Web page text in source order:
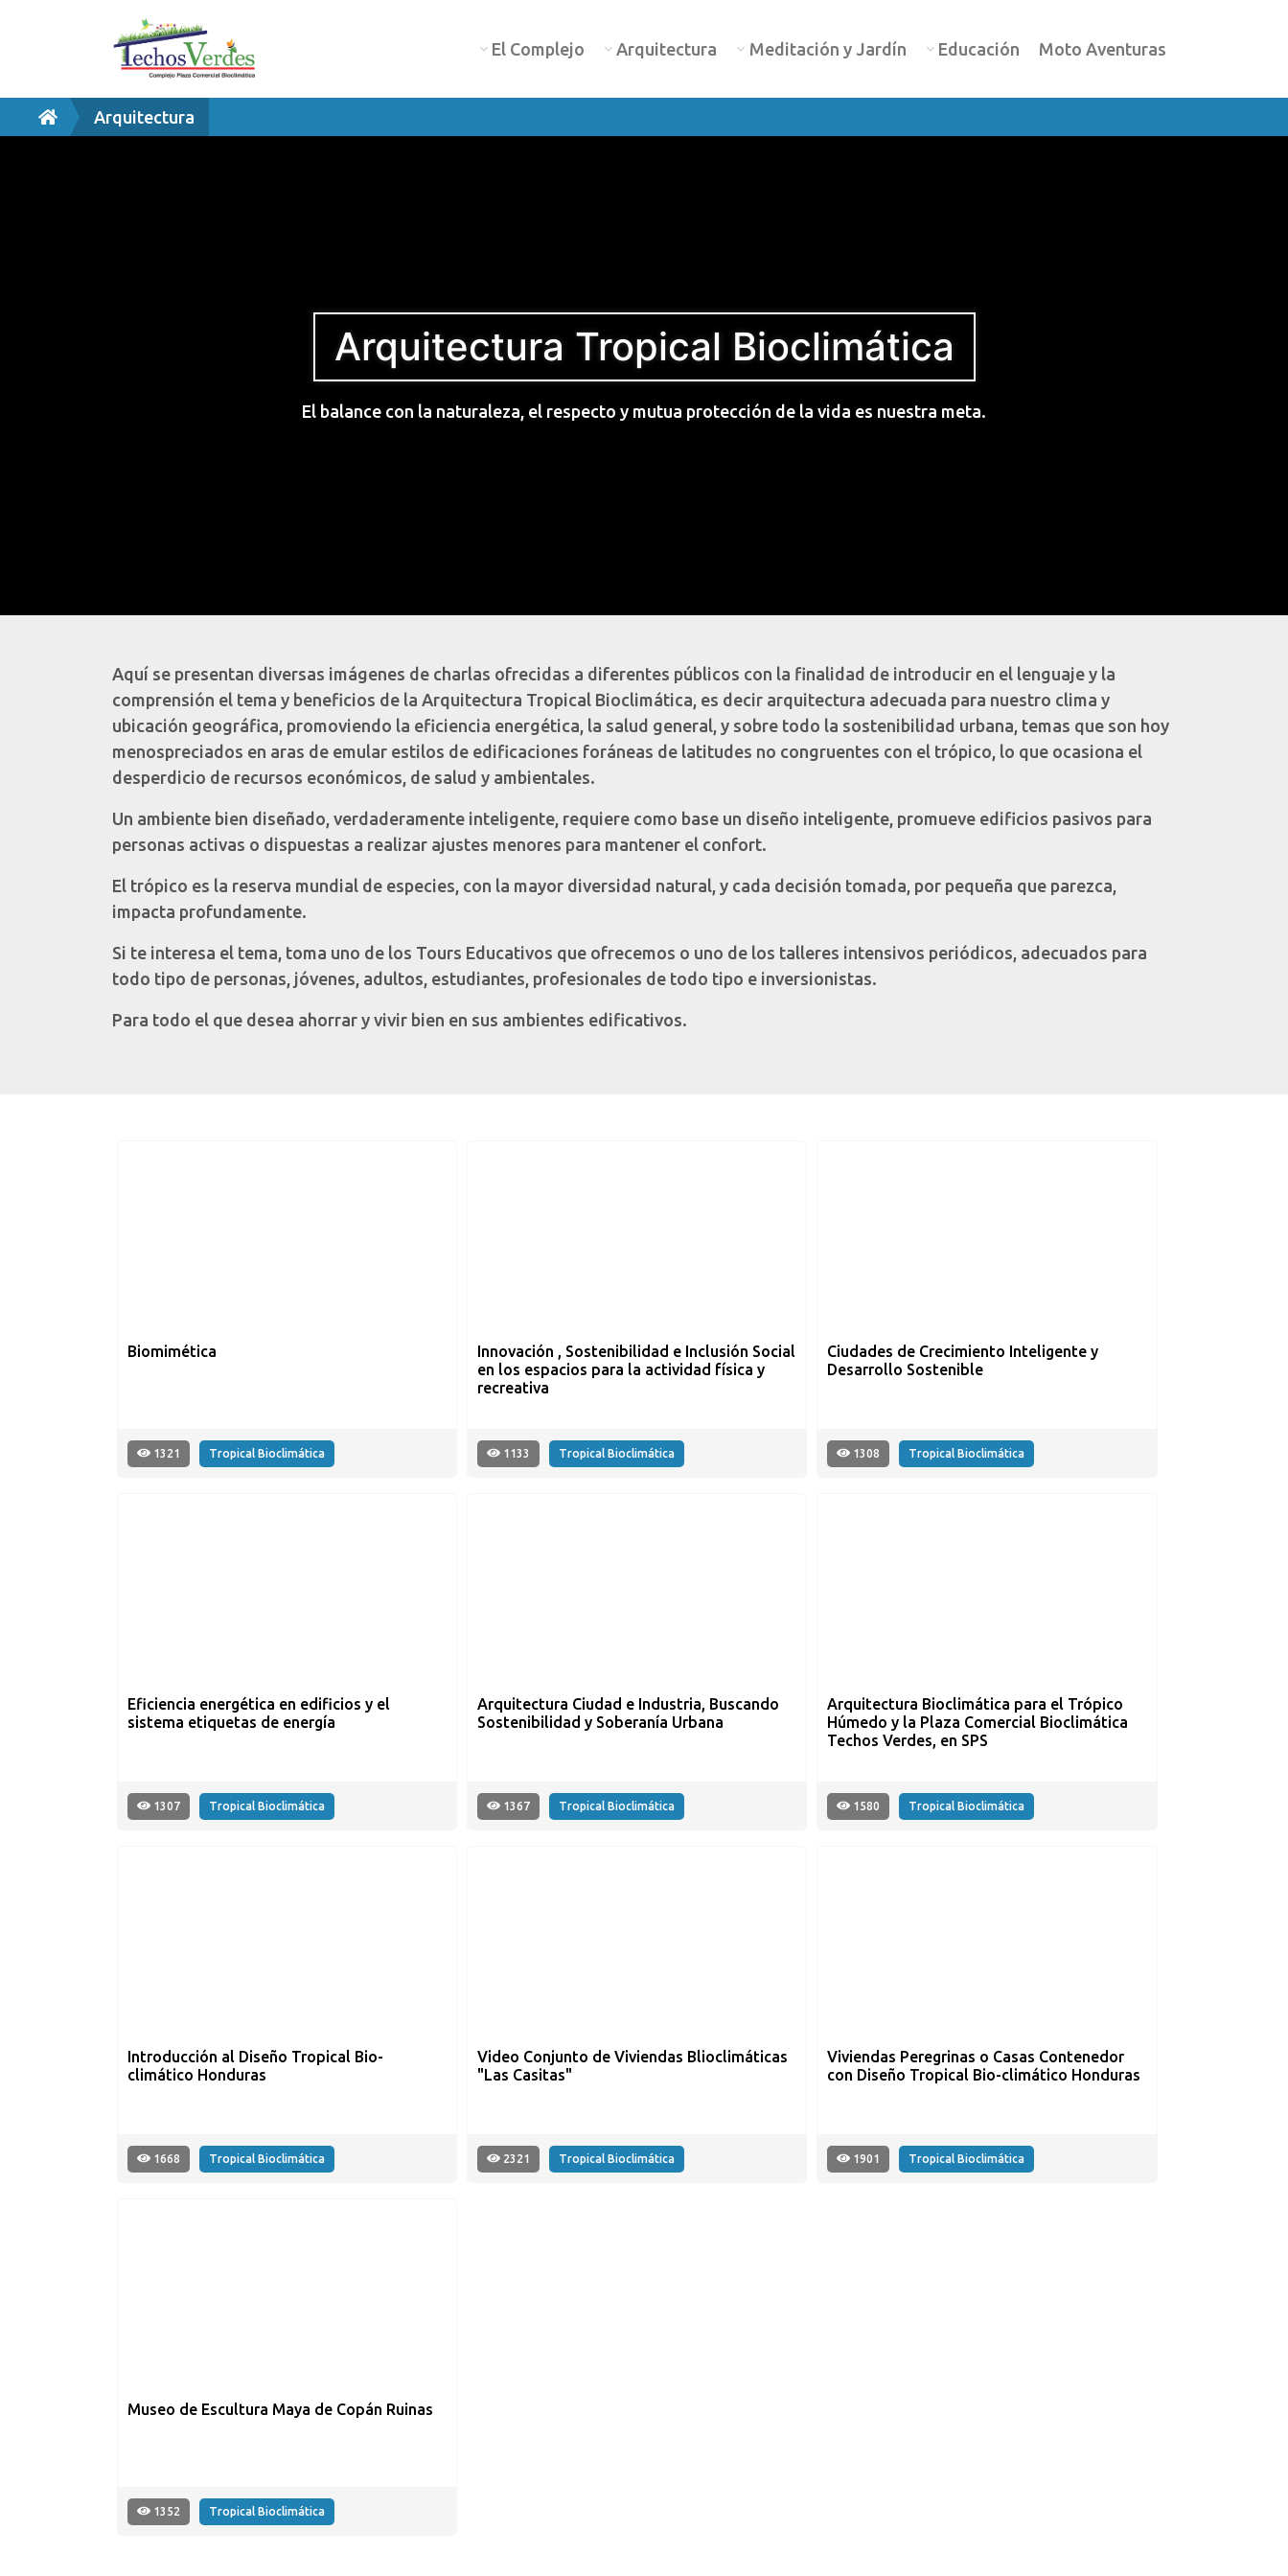
El Complejo Arquitectura Meditación y Jardín Educación Moto Aventuras
Arquitectura
Arquitectura Tropical Bioclimática
El balance con la naturaleza, el respecto y mutua protección de la vida es nuestra meta.
Aquí se presentan diversas imágenes de charlas ofrecidas a diferentes públicos con la finalidad de introducir en el lenguaje y la
comprensión el tema y beneficios de la Arquitectura Tropical Bioclimática, es decir arquitectura adecuada para nuestro clima y
ubicación geográfica, promoviendo la eficiencia energética, la salud general, y sobre todo la sostenibilidad urbana, temas que son hoy
menospreciados en aras de emular estilos de edificaciones foráneas de latitudes no congruentes con el trópico, lo que ocasiona el
desperdicio de recursos económicos, de salud y ambientales.
Un ambiente bien diseñado, verdaderamente inteligente, requiere como base un diseño inteligente, promueve edificios pasivos para
personas activas o dispuestas a realizar ajustes menores para mantener el confort.
El trópico es la reserva mundial de especies, con la mayor diversidad natural, y cada decisión tomada, por pequeña que parezca,
impacta profundamente.
Si te interesa el tema, toma uno de los Tours Educativos que ofrecemos o uno de los talleres intensivos periódicos, adecuados para
todo tipo de personas, jóvenes, adultos, estudiantes, profesionales de todo tipo e inversionistas.
Para todo el que desea ahorrar y vivir bien en sus ambientes edificativos.
Biomimética
1321 Tropical Bioclimática
Innovación , Sostenibilidad e Inclusión Social
en los espacios para la actividad física y
recreativa
1133 Tropical Bioclimática
Ciudades de Crecimiento Inteligente y
Desarrollo Sostenible
1308 Tropical Bioclimática
Eficiencia energética en edificios y el
sistema etiquetas de energía
1307 Tropical Bioclimática
Arquitectura Ciudad e Industria, Buscando
Sostenibilidad y Soberanía Urbana
1367 Tropical Bioclimática
Arquitectura Bioclimática para el Trópico
Húmedo y la Plaza Comercial Bioclimática
Techos Verdes, en SPS
1580 Tropical Bioclimática
Introducción al Diseño Tropical Bio-
climático Honduras
1668 Tropical Bioclimática
Video Conjunto de Viviendas Blioclimáticas
"Las Casitas"
2321 Tropical Bioclimática
Viviendas Peregrinas o Casas Contenedor
con Diseño Tropical Bio-climático Honduras
1901 Tropical Bioclimática
Museo de Escultura Maya de Copán Ruinas
1352 Tropical Bioclimática